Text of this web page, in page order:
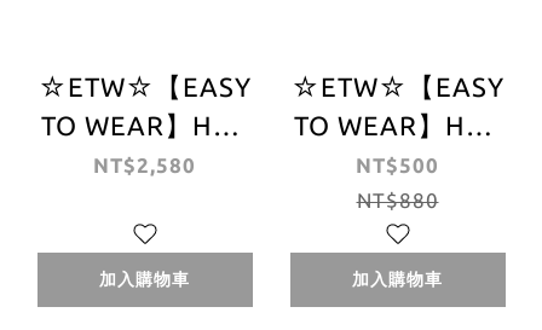
☆ETW☆【EASY
TO WEAR】HUF
ESSENTIALS TT
JACKET 黑 墨綠
教練外套
NT$2,580
加入購物車
☆ETW☆【EASY
TO WEAR】HUF
ESSENTIALS BOX
LOGO BEANIE 黑
灰 毛帽 現貨
NT$500
NT$880
加入購物車